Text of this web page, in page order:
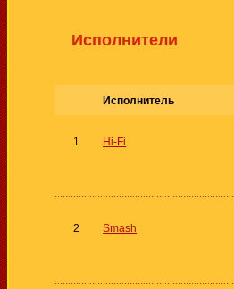
Исполнители
Исполнитель
1 Hi-Fi
2 Smash